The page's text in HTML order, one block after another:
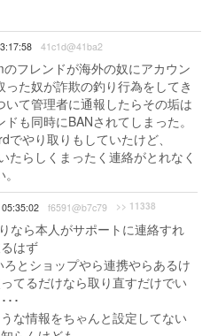
41c1d@41ba2
フレンドが海外の奴にアカウン
った奴が詐欺の釣り行為をしてき
て管理者に通報したらその垢は
も同時にBANされてしまった。
やり取りもしていたけど、
たらしくまったく連絡がとれなく
f6591@b7c79 >> 11338
なら本人がサポートに連絡すれ
はず
とショップやら連携やらあるけ
てるだけなら取り直すだけでい
･･
な情報をちゃんと設定してない